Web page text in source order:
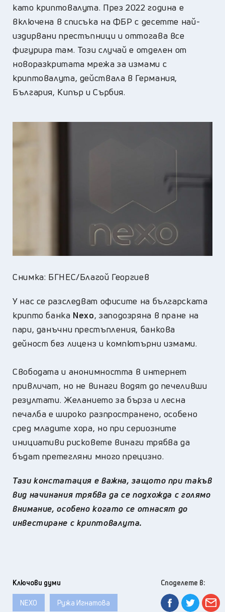
като криптовалута. През 2022 година е
включена в списъка на ФБР с десетте най-
издирвани престъпници и оттогава все
фигурира там. Този случай е отделен от
новоразкритата мрежа за измами с
криптовалута, действала в Германия,
България, Кипър и Сърбия.
Снимка: БГНЕС/Благой Георгиев
У нас се разследват офисите на българската
крипто банка Nexо, заподозряна в пране на
пари, данъчни престъпления, банкова
дейност без лиценз и компютърни измами.
Свободата и анонимността в интернет
привличат, но не винаги водят до печеливши
резултати. Желанието за бърза и лесна
печалба е широко разпространено, особено
сред младите хора, но при сериозните
инициативи рисковете винаги трябва да
бъдат претегляни много прецизно.
Тази констатация е важна, защото при такъв
вид начинания трябва да се подхожда с голямо
внимание, особено когато се отнасят до
инвестиране с криптовалута.
Ключови думи
NEXO Ружа Игнатова
Споделете в: